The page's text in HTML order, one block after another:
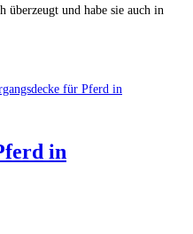
überzeugt und habe sie auch in
in